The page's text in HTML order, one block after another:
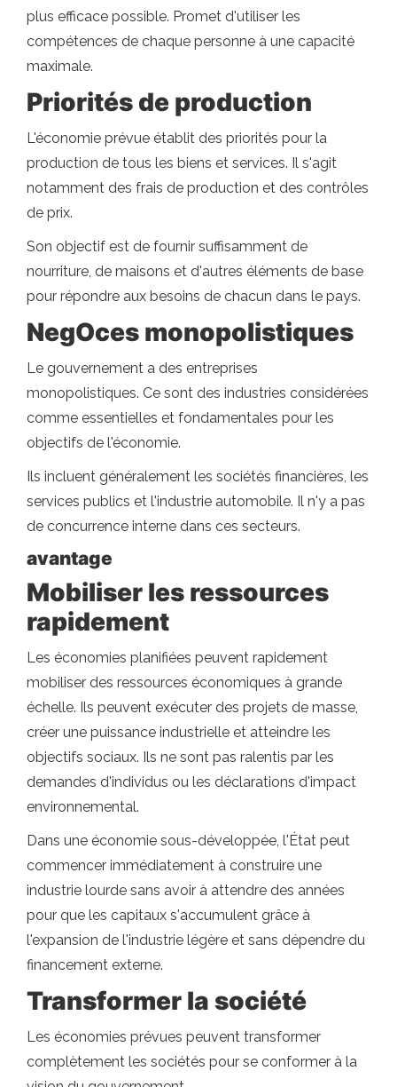
plus efficace possible. Promet d'utiliser les
compétences de chaque personne à une capacité
maximale.
Priorités de production
L'économie prévue établit des priorités pour la
production de tous les biens et services. Il s'agit
notamment des frais de production et des contrôles
de prix.
Son objectif est de fournir suffisamment de
nourriture, de maisons et d'autres éléments de base
pour répondre aux besoins de chacun dans le pays.
NegOces monopolistiques
Le gouvernement a des entreprises
monopolistiques. Ce sont des industries considérées
comme essentielles et fondamentales pour les
objectifs de l'économie.
Ils incluent généralement les sociétés financières, les
services publics et l'industrie automobile. Il n'y a pas
de concurrence interne dans ces secteurs.
avantage
Mobiliser les ressources
rapidement
Les économies planifiées peuvent rapidement
mobiliser des ressources économiques à grande
échelle. Ils peuvent exécuter des projets de masse,
créer une puissance industrielle et atteindre les
objectifs sociaux. Ils ne sont pas ralentis par les
demandes d'individus ou les déclarations d'impact
environnemental.
Dans une économie sous-développée, l'État peut
commencer immédiatement à construire une
industrie lourde sans avoir à attendre des années
pour que les capitaux s'accumulent grâce à
l'expansion de l'industrie légère et sans dépendre du
financement externe.
Transformer la société
Les économies prévues peuvent transformer
complètement les sociétés pour se conformer à la